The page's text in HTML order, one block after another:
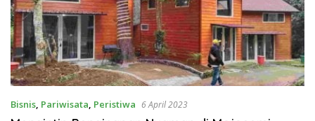
Bisnis, Pariwisata, Peristiwa 6 April 2023